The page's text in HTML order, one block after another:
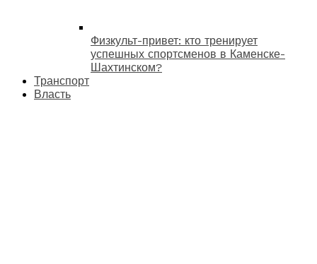
Физкульт-привет: кто тренирует
успешных спортсменов в Каменске-
Шахтинском?
Транспорт
Власть